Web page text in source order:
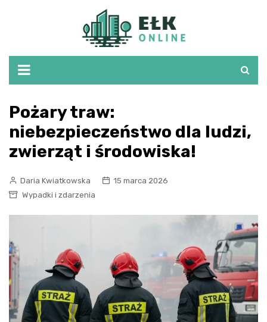
Pożary traw:
niebezpieczeństwo dla ludzi,
zwierząt i środowiska!
Daria Kwiatkowska
15 marca 2026
Wypadki i zdarzenia